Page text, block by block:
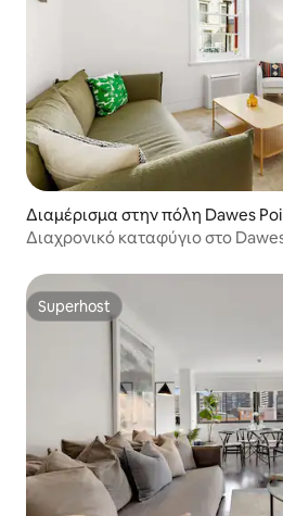
Διαμέρισμα στην πόλη Dawes
Διαχρονικό καταφύγιο στο
Superhost
Superhost